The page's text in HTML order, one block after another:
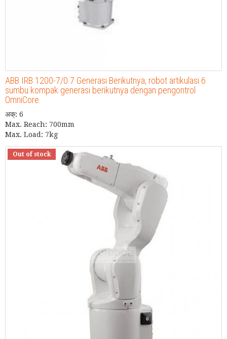
ABB IRB 1200-7/0.7 Generasi Berikutnya, robot artikulasi 6
sumbu kompak generasi berikutnya dengan pengontrol
OmniCore.
अक्: 6
Max. Reach: 700mm
Max. Load: 7kg
Out of stock